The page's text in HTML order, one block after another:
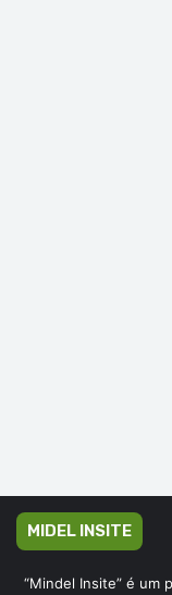
MIDEL INSITE
“Mindel Insite” é um